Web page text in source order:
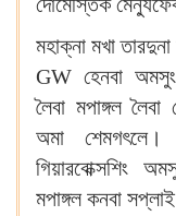
দোমেস্তিক
মহাক্না মখা
GW হেনবা অমসুং
লৈবা মপাঙ্গল
অমা শেমগৎলে।
গিয়ারবোক্সশিং
মপাঙ্গল কনবা